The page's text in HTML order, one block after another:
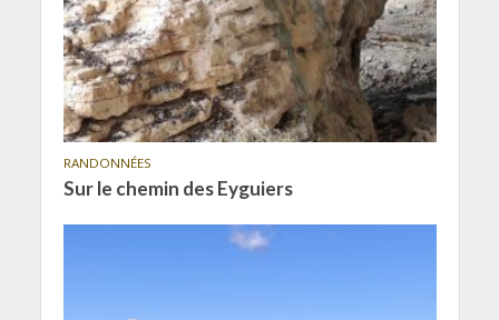
RANDONNÉES
Sur le chemin des Eyguiers